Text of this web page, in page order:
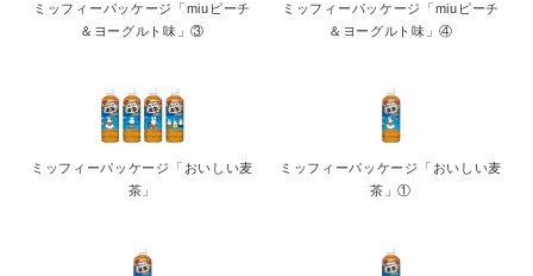
ミッフィーパッケージ「miuピーチ
＆ヨーグルト味」③
ミッフィーパッケージ「miuピーチ
＆ヨーグルト味」④
ミッフィーパッケージ「おいしい麦
茶」
ミッフィーパッケージ「おいしい麦
茶」①